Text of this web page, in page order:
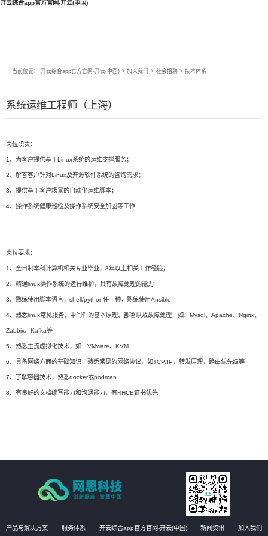
开云综合app官方官网-开云(中国)
当前位置： 开云综合app官方官网-开云(中国) > 加入我们 > 社会招聘 > 技术体系
系统运维工程师（上海）
岗位职责：
1、为客户提供基于Linux系统的运维支撑服务；
2、解答客户针对Linux及开源软件系统的咨询需求；
3、提供基于客户场景的自动化运维脚本；
4、操作系统健康巡检及操作系统安全加固等工作
岗位要求：
1、全日制本科计算机相关专业毕业，3年以上相关工作经验；
2、精通linux操作系统的运行维护，具有故障处理的能力
3、熟练使用脚本语言，shell/python任一种，熟练使用Ansible
4、熟悉linux常见服务、中间件的基本原理、部署以及故障处理，如：Mysql、Apache、Nginx、
Zabbix、Kafka等
5、熟悉主流虚拟化技术，如：VMware、KVM
6、具备网络方面的基础知识，熟悉常见的网络协议，如TCP/IP，转发原理，路由优先级等
7、了解容器技术，熟悉docker或podman
8、有良好的文档编写能力和沟通能力，有RHCE证书优先
产品与解决方案 服务体系 开云综合app官方官网-开云(中国) 新闻资讯 加入我们